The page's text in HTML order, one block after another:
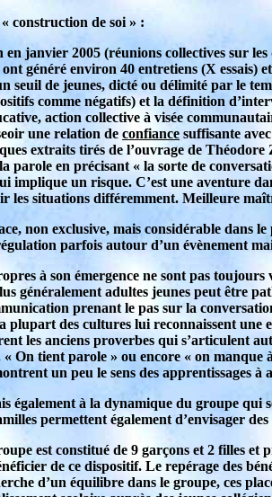
construction de soi » :
janvier 2005 (réunions collectives sur
généré environ 40 entretiens (X essais)
seuil de jeunes, dicté ou délimité par le
comme négatifs) et la définition
action collective à visée
une relation de confiance suffisante
extraits tirés de l’ouvrage de Théodore
parole en précisant « la sorte de
implique un risque. C’est une aventure
les situations différemment. Meilleure
non exclusive, mais considérable dans
parfois autour d’un évènement
à son émergence ne sont pas
généralement adultes jeunes peut être
prenant le pas sur la
des cultures lui reconnaissent
les anciens proverbes qui s’articulent
On tient parole » ou encore « on
un peu le sens des apprentissages à
à la dynamique du groupe qui
permettent également d’envisager
est constitué de 9 garçons et 2 filles
de ce dispositif. Le repérage des
d’un équilibre dans le groupe, ces